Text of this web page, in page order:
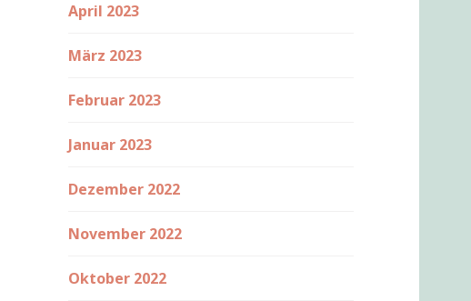
April 2023
März 2023
Februar 2023
Januar 2023
Dezember 2022
November 2022
Oktober 2022